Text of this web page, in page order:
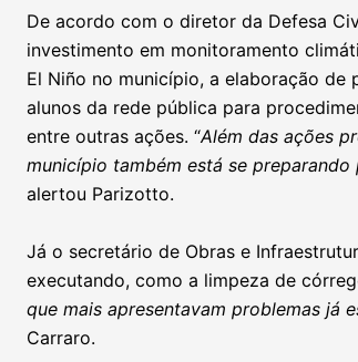
De acordo com o diretor da Defesa
investimento em monitoramento
El Niño no município, a elaboração
alunos da rede pública para
entre outras ações. “Além das ações
município também está se
alertou Parizotto.
Já o secretário de Obras e
executando, como a limpeza de
que mais apresentavam problemas já
Carraro.